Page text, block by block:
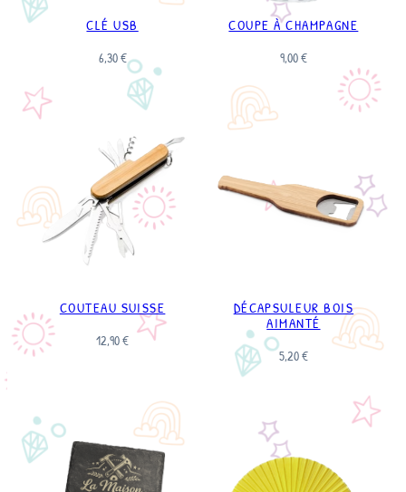
CLÉ USB
6,30€
COUPE À CHAMPAGNE
9,00€
COUTEAU SUISSE
12,90€
DÉCAPSULEUR BOIS
AIMANTÉ
5,20€